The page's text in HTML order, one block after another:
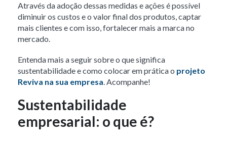
Através da adoção dessas medidas e ações é possível
diminuir os custos e o valor final dos produtos, captar
mais clientes e com isso, fortalecer mais a marca no
mercado.
Entenda mais a seguir sobre o que significa
sustentabilidade e como colocar em prática o projeto
Reviva na sua empresa. Acompanhe!
Sustentabilidade
empresarial: o que é?